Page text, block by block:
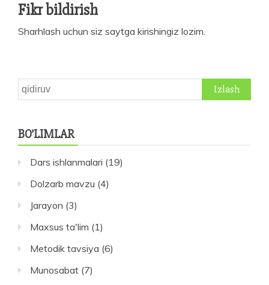
Fikr bildirish
Sharhlash uchun siz saytga kirishingiz lozim.
Qidirshish:
BO’LIMLAR
Dars ishlanmalari (19)
Dolzarb mavzu (4)
Jarayon (3)
Maxsus ta'lim (1)
Metodik tavsiya (6)
Munosabat (7)